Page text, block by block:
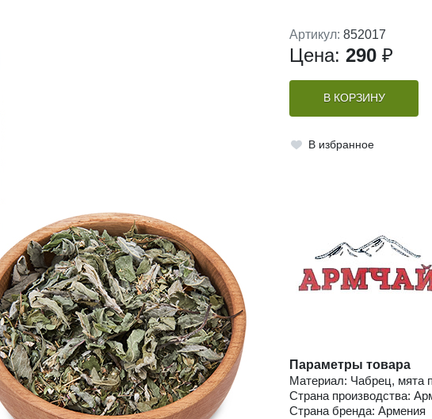
Артикул: 852017
Цена: 290 ₽
В КОРЗИНУ
В избранное
Параметры товара
Материал: Чабрец, мята
Страна производства:
Страна бренда: Армения